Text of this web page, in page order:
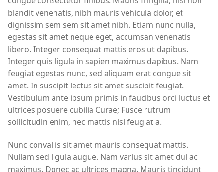
blandit venenatis, nibh mauris vehicula dolor, et
dignissim sem sem sit amet nibh. Etiam nunc nulla,
egestas sit amet neque eget, accumsan venenatis
libero. Integer consequat mattis eros ut dapibus.
Integer quis ligula in sapien maximus dapibus. Nam
feugiat egestas nunc, sed aliquam erat congue sit
amet. In suscipit lectus sit amet suscipit feugiat.
Vestibulum ante ipsum primis in faucibus orci luctus et
ultrices posuere cubilia Curae; Fusce rutrum
sollicitudin enim, nec mattis nisi feugiat a.
Nunc convallis sit amet mauris consequat mattis.
Nullam sed ligula augue. Nam varius sit amet dui ac
maximus. Donec ac ultrices magna. Mauris tincidunt